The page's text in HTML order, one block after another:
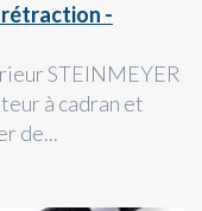
-
STEINMEYER
à cadran et
de...